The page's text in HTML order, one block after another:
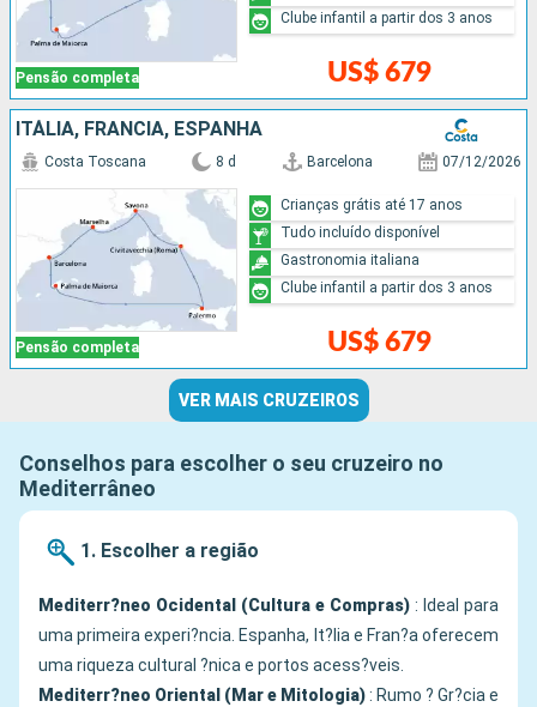
Pensão completa US$ 679
Clube infantil a partir dos 3 anos
ITÁLIA, FRANCIA, ESPANHA
Pensão completa
Costa Toscana 8 d Barcelona 07/12/2026
US$ 679
Crianças grátis até 17 anos
Tudo incluído disponível
Gastronomia italiana
Clube infantil a partir dos 3 anos
VER MAIS CRUZEIROS
Conselhos para escolher o seu cruzeiro no
Mediterrâneo
1. Escolher a região
Mediterr?neo Ocidental (Cultura e Compras) : Ideal para
uma primeira experi?ncia. Espanha, It?lia e Fran?a oferecem
uma riqueza cultural ?nica e portos acess?veis.
Mediterr?neo Oriental (Mar e Mitologia): Rumo ? Gr?cia e